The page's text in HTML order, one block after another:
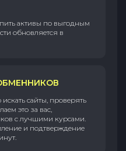
активы по выгодным
обновляется в
сайты, проверять
это за вас,
с лучшими курсами.
и подтверждение